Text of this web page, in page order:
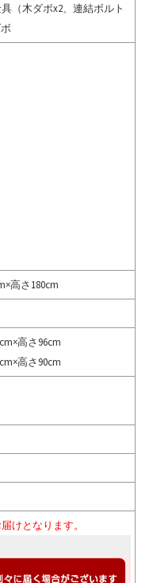
（木ダボx2、連結ボルト
高さ180cm
高さ96cm
高さ90cm
けとなります。